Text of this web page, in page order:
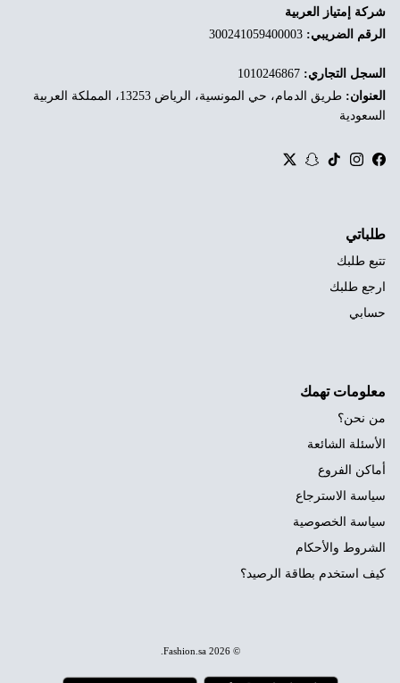
شركة إمتياز العربية
الرقم الضريبي:
السجل التجاري:
العنوان:
طريق الدمام، حي المونسية، الرياض 13253، المملكة العربية
السعودية
Facebook
Instagram
TikTok
Snapchat
Twitter
طلباتي
تتبع طلبك
ارجع طلبك
حسابي
معلومات تهمك
من نحن؟
الأسئلة الشائعة
أماكن الفروع
سياسة الاسترجاع
سياسة الخصوصية
الشروط والأحكام
كيف استخدم بطاقة الرصيد؟
© 2026
Fashion.sa